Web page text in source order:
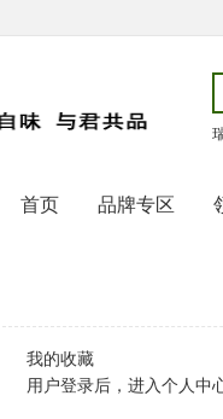
首页 品牌专区
我的收藏
用户登录后，进入个人中